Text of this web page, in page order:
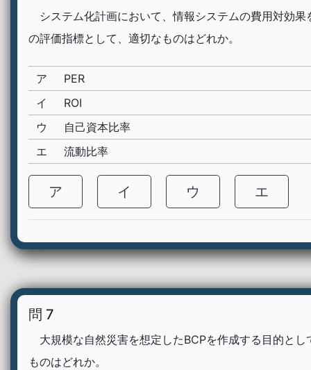
システム化計画において、情報システムの費用対効果
の評価指標として、適切なものはどれか。
ア
PER
イ
ROI
ウ
自己資本比率
エ
流動比率
ア イ ウ エ
問 7
大規模な自然災害を想定したBCPを作成する目的とし
ものはどれか。